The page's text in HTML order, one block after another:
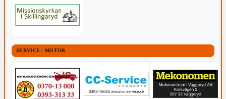
SERVICE - MOTOR